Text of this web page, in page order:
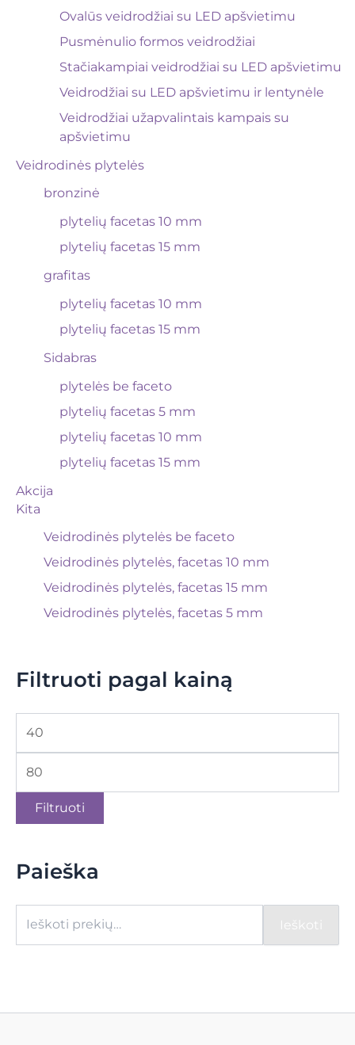
Ovalūs veidrodžiai su LED apšvietimu
Pusmėnulio formos veidrodžiai
Stačiakampiai veidrodžiai su LED apšvietimu
Veidrodžiai su LED apšvietimu ir lentynėle
Veidrodžiai užapvalintais kampais su
apšvietimu
Veidrodinės plytelės
bronzinė
plytelių facetas 10 mm
plytelių facetas 15 mm
grafitas
plytelių facetas 10 mm
plytelių facetas 15 mm
Sidabras
plytelės be faceto
plytelių facetas 5 mm
plytelių facetas 10 mm
plytelių facetas 15 mm
Akcija
Kita
Veidrodinės plytelės be faceto
Veidrodinės plytelės, facetas 10 mm
Veidrodinės plytelės, facetas 15 mm
Veidrodinės plytelės, facetas 5 mm
Filtruoti pagal kainą
Filtruoti
Paieška
Ieškoti